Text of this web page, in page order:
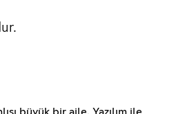
büyük bir aile. Yazılım ile